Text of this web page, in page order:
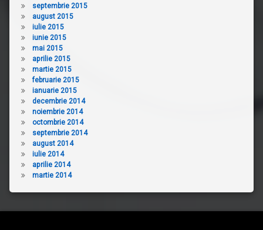
septembrie 2015
august 2015
iulie 2015
iunie 2015
mai 2015
aprilie 2015
martie 2015
februarie 2015
ianuarie 2015
decembrie 2014
noiembrie 2014
octombrie 2014
septembrie 2014
august 2014
iulie 2014
aprilie 2014
martie 2014